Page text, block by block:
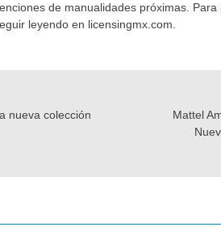
de manualidades próximas.
leyendo en licensingmx.com.
nueva colección
Mattel